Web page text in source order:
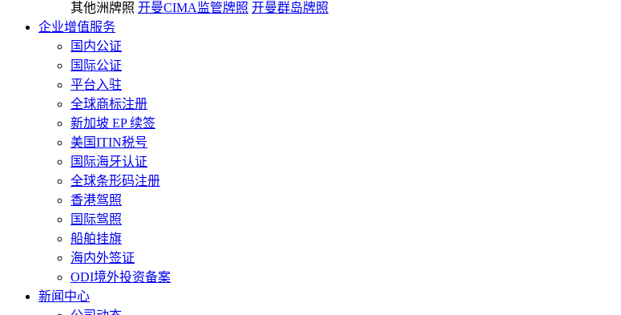
其他洲牌照 开曼CIMA监管牌照 开曼群岛牌照
企业增值服务
国内公证
国际公证
平台入驻
全球商标注册
新加坡 EP 续签
美国ITIN税号
国际海牙认证
全球条形码注册
香港驾照
国际驾照
船舶挂旗
海内外签证
ODI境外投资备案
新闻中心